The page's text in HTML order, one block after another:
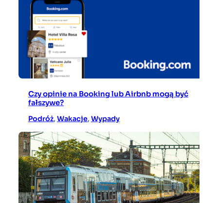
Czy opinie na Booking lub Airbnb mogą być
fałszywe?
Podróż, Wakacje, Wypady